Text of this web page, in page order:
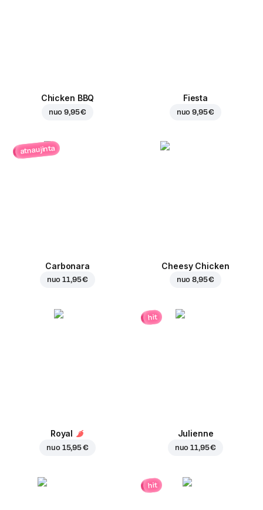
Chicken BBQ
nuo9,95 €
Fiesta
nuo9,95 €
atnaujinta
Carbonara
nuo11,95 €
Cheesy Chicken
nuo8,95 €
Royal
nuo 15,95 €
hit
Julienne
nuo11,95 €
hit